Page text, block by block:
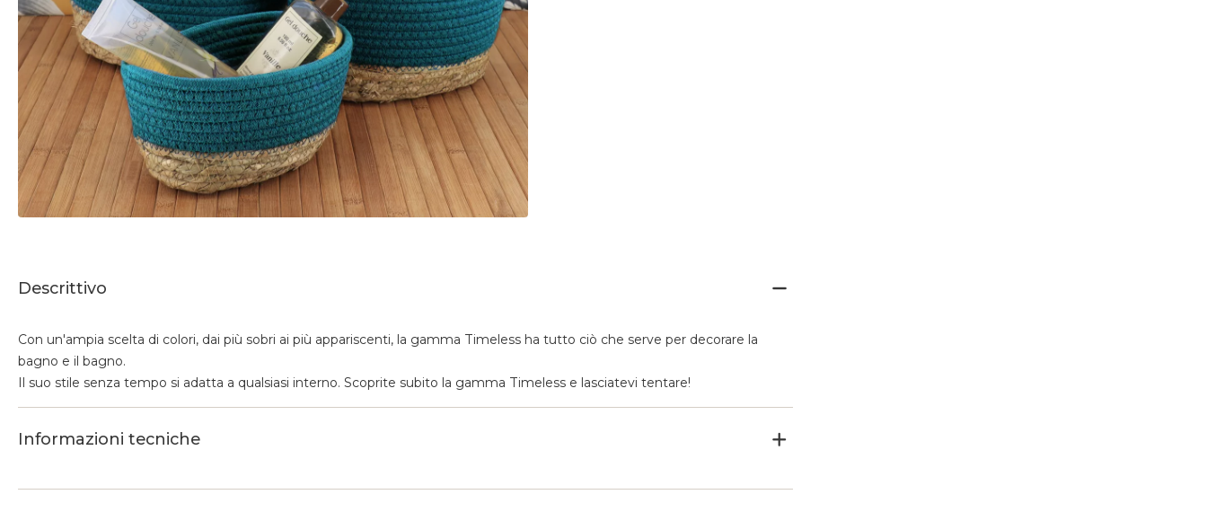
Descrittivo
Con un'ampia scelta di colori, dai più sobri ai più appariscenti, la gamma Timeless ha tutto ciò che serve per decorare la
bagno e il bagno.
Il suo stile senza tempo si adatta a qualsiasi interno. Scoprite subito la gamma Timeless e lasciatevi tentare!
Informazioni tecniche